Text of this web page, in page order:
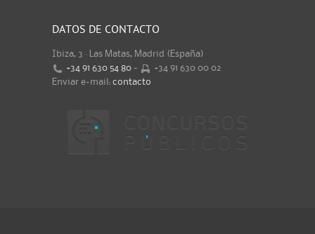
DATOS DE CONTACTO
Ibiza, 3 · Las Matas, Madrid (España)
+34 91 630 54 80 -
+34 91 630 00 02
Enviar e-mail: contacto